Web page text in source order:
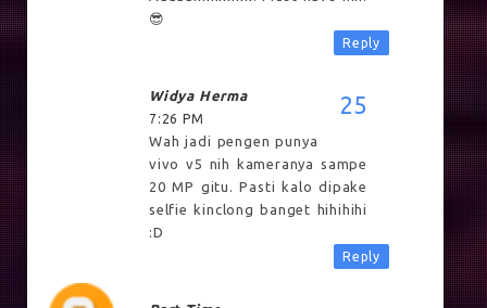
😎
Reply
Widya Herma
7:26 PM
Wah jadi pengen punya
vivo v5 nih kameranya sampe
20 MP gitu. Pasti kalo dipake
selfie kinclong banget hihihihi
:D
Reply